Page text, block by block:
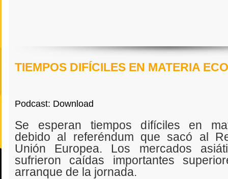
TIEMPOS DIFÍCILES EN MATERIA
Podcast: Download
Se esperan tiempos difíciles en
debido al referéndum que sacó al
Unión Europea. Los mercados
sufrieron caídas importantes
arranque de la jornada.